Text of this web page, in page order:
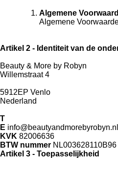
Algemene
Algemene
Artikel 2 - Identiteit van de
Beauty & More by Robyn
Willemstraat 4
5912EP Venlo
Nederland
T
E info@beautyandmorebyrobyn.nl
KVK 82006636
BTW nummer NL003628110B96
Artikel 3 - Toepasselijkheid